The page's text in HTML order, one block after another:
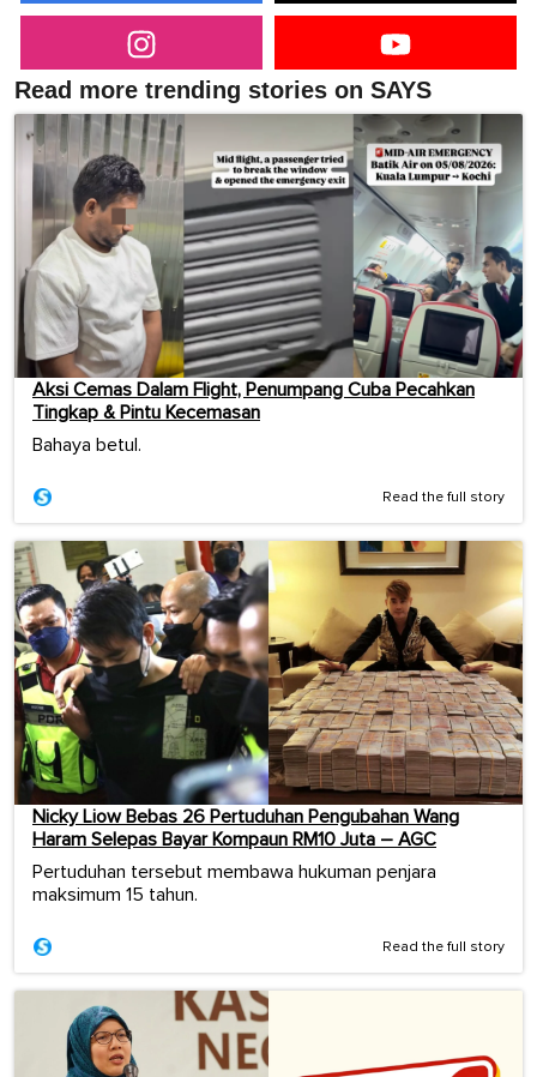
Read more trending stories on SAYS
Aksi Cemas Dalam Flight, Penumpang Cuba Pecahkan
Tingkap & Pintu Kecemasan
Bahaya betul.
Read the full story
Nicky Liow Bebas 26 Pertuduhan Pengubahan Wang
Haram Selepas Bayar Kompaun RM10 Juta – AGC
Pertuduhan tersebut membawa hukuman penjara
maksimum 15 tahun.
Read the full story